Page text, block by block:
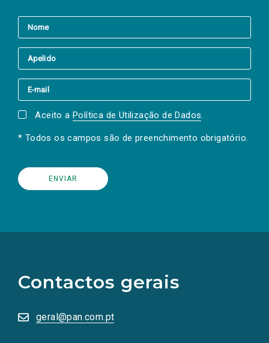
Aceito a Política de Utilização de Dados.
* Todos os campos são de preenchimento obrigatório.
Contactos gerais
geral@pan.com.pt
redes
sociais
numa
nova